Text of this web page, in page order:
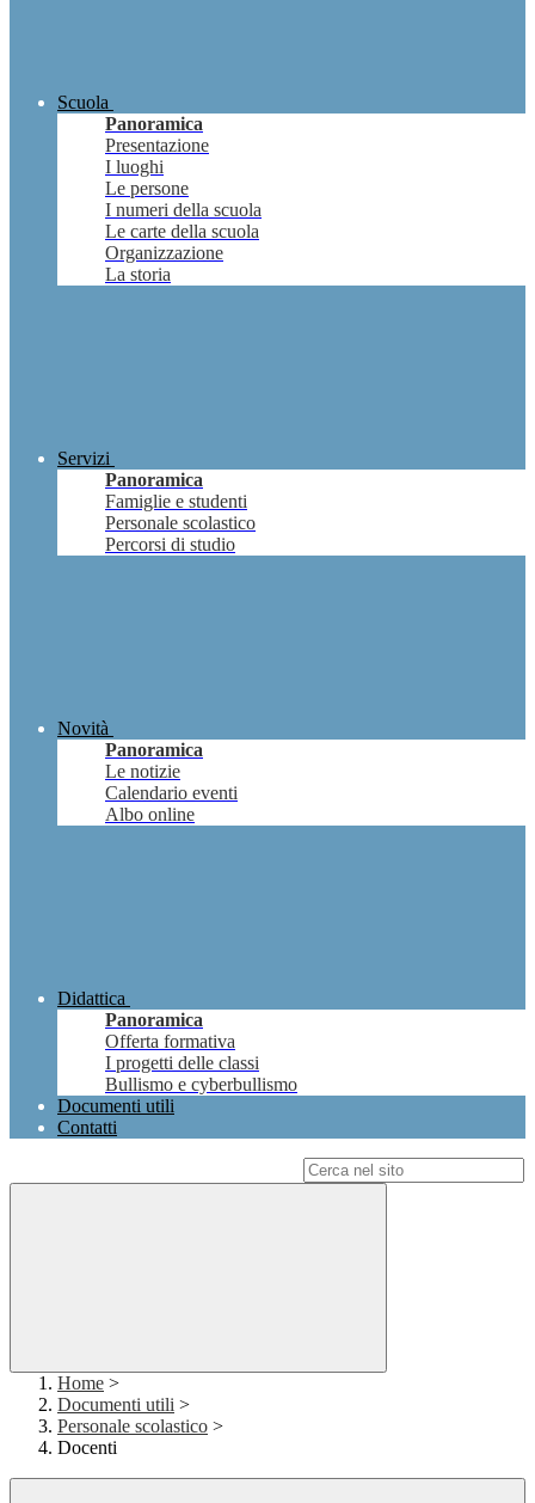
Scuola
Panoramica
Presentazione
I luoghi
Le persone
I numeri della scuola
Le carte della scuola
Organizzazione
La storia
Servizi
Panoramica
Famiglie e studenti
Personale scolastico
Percorsi di studio
Novità
Panoramica
Le notizie
Calendario eventi
Albo online
Didattica
Panoramica
Offerta formativa
I progetti delle classi
Bullismo e cyberbullismo
Documenti utili
Contatti
Home >
Documenti utili >
Personale scolastico >
Docenti